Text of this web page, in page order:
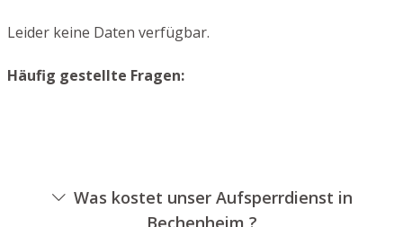
Leider keine Daten verfügbar.
Häufig gestellte Fragen:
Was kostet unser Aufsperrdienst in
Bechenheim ?